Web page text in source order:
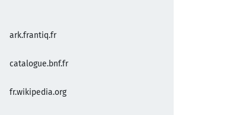
ark.frantiq.fr
catalogue.bnf.fr
fr.wikipedia.org